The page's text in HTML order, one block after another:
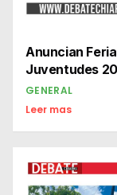
Anuncian
Juventudes
GENERAL
Leer mas